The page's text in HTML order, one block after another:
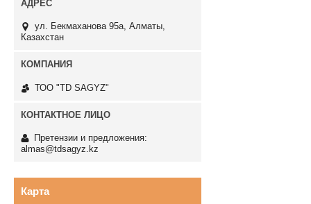
ул. Бекмаханова 95а, Алматы,
Казахстан
ТОО "TD SAGYZ"
Претензии и предложения:
almas@tdsagyz.kz
Карта